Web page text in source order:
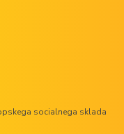
socialnega sklada